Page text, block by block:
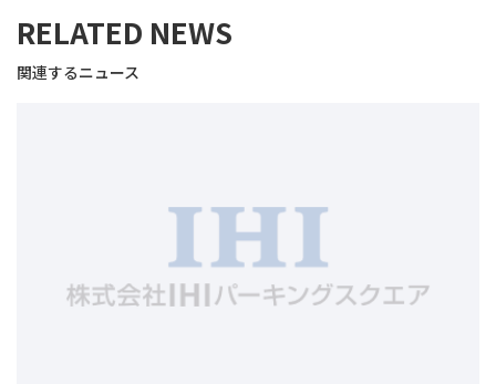
RELATED NEWS
関連するニュース